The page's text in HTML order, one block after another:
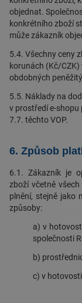
objednat.
konkrétního zboží
může zákazník
5.4. Všechny ceny
korunách (Kč/
obdobných
5.5. Náklady na
v prostředí e-shopu
7.7. těchto VOP.
6. Způsob
6.1. Zákazník je
zboží včetně
plnění, stejně jako
způsoby:
a) v
společnosti
b)
c) v